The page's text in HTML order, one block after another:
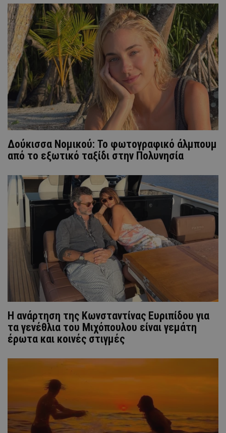
Δούκισσα Νομικού: Το φωτογραφικό άλμπουμ
από το εξωτικό ταξίδι στην Πολυνησία
Η ανάρτηση της Kωνσταντίνας Ευριπίδου για
τα γενέθλια του Μιχόπουλου είναι γεμάτη
έρωτα και κοινές στιγμές